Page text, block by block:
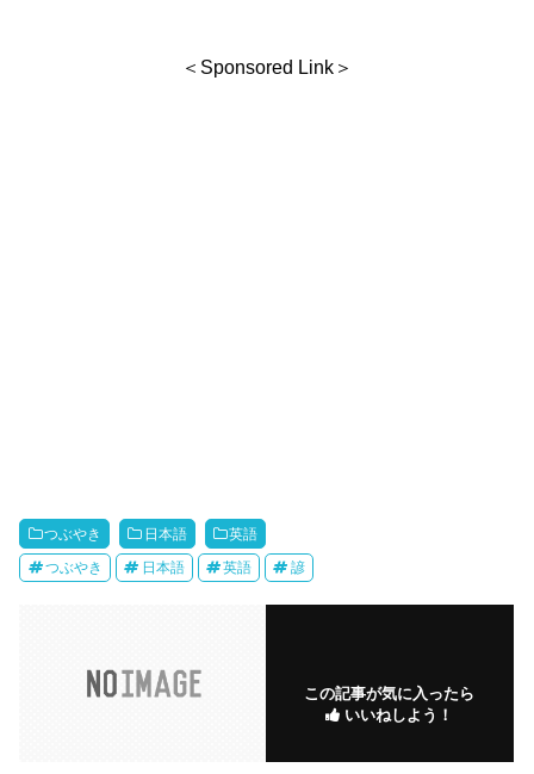
＜Sponsored Link＞
つぶやき 日本語 英語
つぶやき 日本語 英語 諺
この記事が気に入ったら
いいねしよう！